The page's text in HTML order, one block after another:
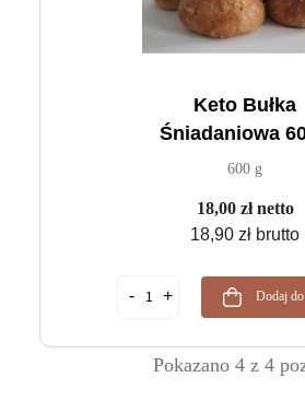
Keto Bułka
Śniadaniowa
600 g
18,00 zł netto
18,90 zł brutto
Dodaj
Pokazano 4 z 4